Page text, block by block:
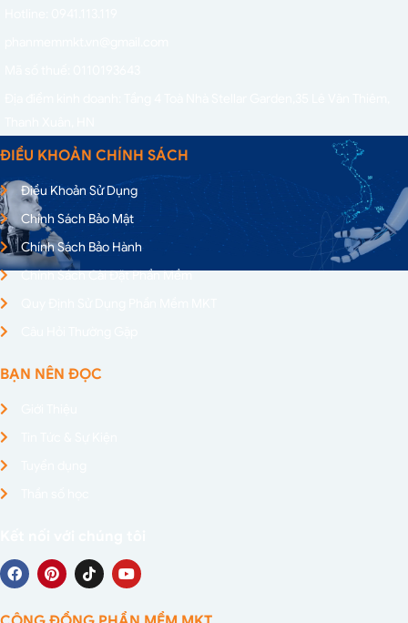
ĐIỀU KHOẢN CHÍNH SÁCH
Điều Khoản Sử Dụng
Chính Sách Bảo Mật
Chính Sách Bảo Hành
Chính Sách Cài Đặt Phần Mềm
BẠN NÊN ĐỌC